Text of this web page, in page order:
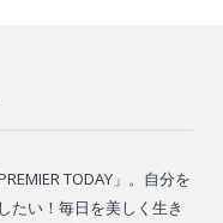
TODAY」。自分を
たい！毎日を美しく生き